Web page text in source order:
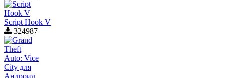
Script Hook V
324987